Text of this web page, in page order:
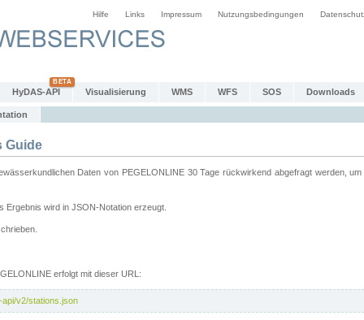
Hilfe Links Impressum Nutzungsbedingungen
HyDAS-API Visualisierung WMS WFS SOS Downloads
Guide
Daten von PEGELONLINE 30 Tage rückwirkend abgefragt werden,
wird in JSON-Notation erzeugt.
erfolgt mit dieser URL:
v2/stations.json